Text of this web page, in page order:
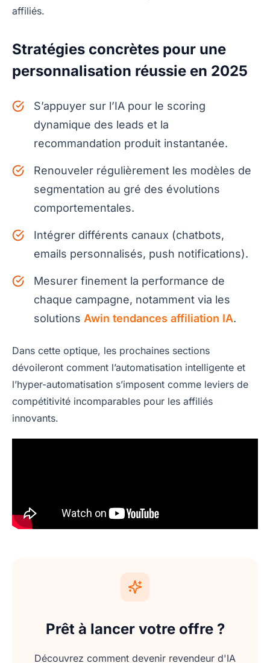
affiliés.
Stratégies concrètes pour une
personnalisation réussie en 2025
S’appuyer sur l’IA pour le scoring
dynamique des leads et la
recommandation produit instantanée.
Renouveler régulièrement les modèles de
segmentation au gré des évolutions
comportementales.
Intégrer différents canaux (chatbots,
emails personnalisés, push notifications).
Mesurer finement la performance de
chaque campagne, notamment via les
solutions Awin tendances affiliation IA.
Dans cette optique, les prochaines sections
dévoileront comment l’automatisation intelligente et
l’hyper-automatisation s’imposent comme leviers de
compétitivité incomparables pour les affiliés
innovants.
Prêt à lancer votre offre ?
Découvrez comment devenir revendeur d'IA